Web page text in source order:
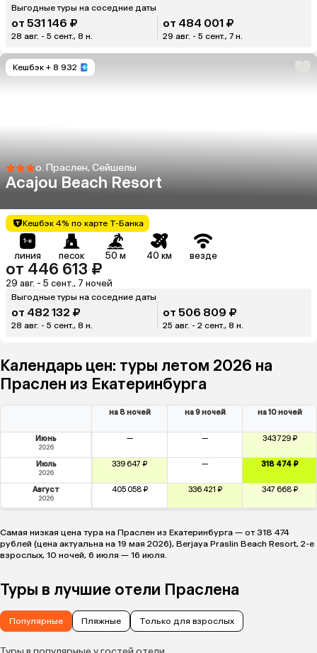
Выгодные туры на соседние даты
от 531 146 ₽
28 авг. - 5 сент., 8 н.
от 484 001 ₽
29 авг. - 5 сент., 7 н.
Кешбэк + 8 932
о. Праслен, Сейшелы
Acajou Beach Resort
Кешбэк 4% по карте Т-Банка
линия песок 50 м 40 км везде
от 446 613 ₽
29 авг. - 5 сент., 7 ночей
Выгодные туры на соседние даты
от 482 132 ₽
28 авг. - 5 сент., 8 н.
от 506 809 ₽
25 авг. - 2 сент., 8 н.
Календарь цен: туры летом 2026 на
Праслен из Екатеринбурга
на 8 ночей на 9 ночей на 10 ночей
Июнь
2026
— — 343 729 ₽
Июль
2026
339 647 ₽ — 318 474 ₽
Август
2026
405 058 ₽ 336 421 ₽ 347 668 ₽
Самая низкая цена тура на Праслен из Екатеринбурга — от 318 474
рублей (цена актуальна на 19 мая 2026), Berjaya Praslin Beach Resort, 2-е
взрослых, 10 ночей, 6 июля — 16 июля.
Туры в лучшие отели Праслена
Популярные Пляжные Только для взрослых